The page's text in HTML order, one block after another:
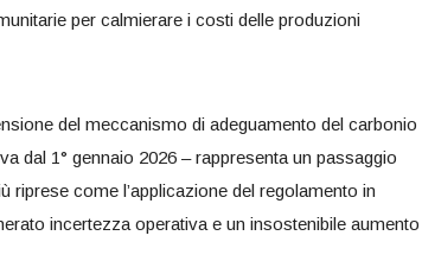
per calmierare i costi delle produzioni
del meccanismo di adeguamento del carbonio
dal 1° gennaio 2026 – rappresenta un passaggio
come l’applicazione del regolamento in
incertezza operativa e un insostenibile aumento